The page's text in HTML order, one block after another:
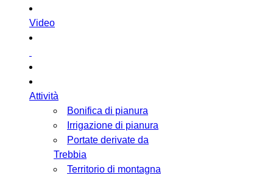
Video
Attività
Bonifica di pianura
Irrigazione di pianura
Portate derivate da
Trebbia
Territorio di montagna